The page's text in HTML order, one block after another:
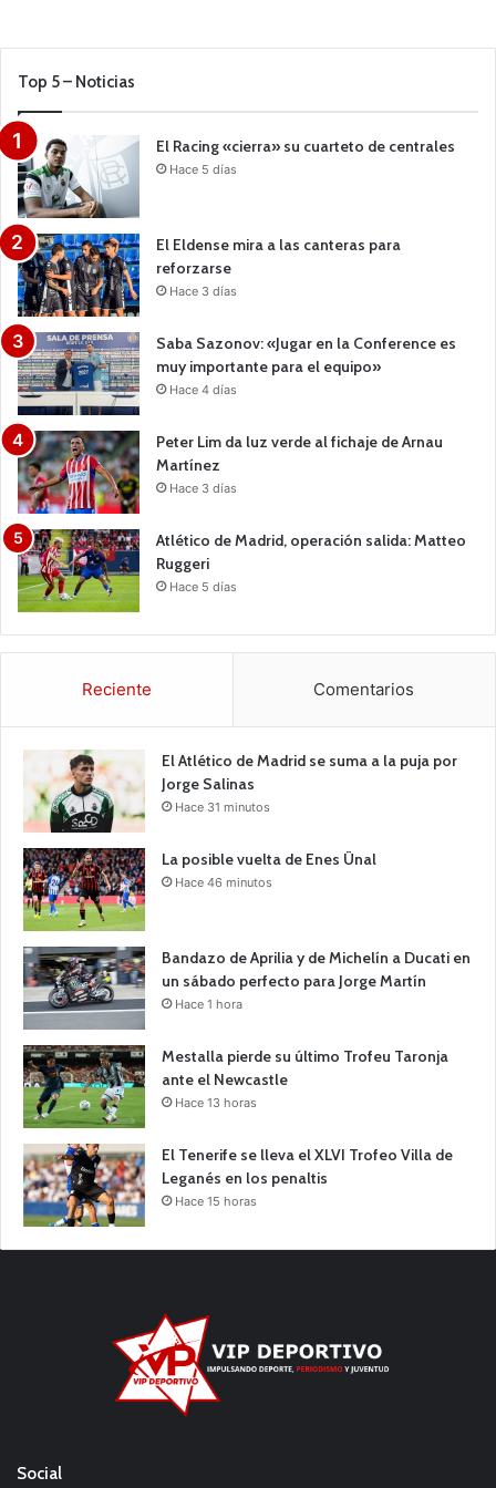
Top 5 – Noticias
El Racing «cierra» su cuarteto de centrales
Hace 5 días
El Eldense mira a las canteras para
reforzarse
Hace 3 días
Saba Sazonov: «Jugar en la Conference es
muy importante para el equipo»
Hace 4 días
Peter Lim da luz verde al fichaje de Arnau
Martínez
Hace 3 días
Atlético de Madrid, operación salida: Matteo
Ruggeri
Hace 5 días
Reciente Comentarios
El Atlético de Madrid se suma a la puja por
Jorge Salinas
Hace 31 minutos
La posible vuelta de Enes Ünal
Hace 46 minutos
Bandazo de Aprilia y de Michelín a Ducati en
un sábado perfecto para Jorge Martín
Hace 1 hora
Mestalla pierde su último Trofeu Taronja
ante el Newcastle
Hace 13 horas
El Tenerife se lleva el XLVI Trofeo Villa de
Leganés en los penaltis
Hace 15 horas
Social